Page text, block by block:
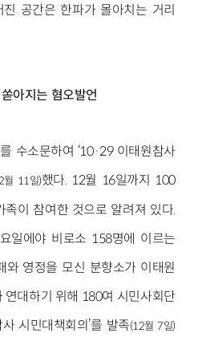
공간은 한파가 몰아치는 거리
아지는 혐오발언
수소문하여 ‘10·29 이태원참사
월 11일)했다. 12월 16일까지 100
이 참여한 것으로 알려져 있다.
일에야 비로소 158명에 이르는
와 영정을 모신 분향소가 이태원
연대하기 위해 180여 시민사회단
시민대책회의’를 발족(12월 7일)